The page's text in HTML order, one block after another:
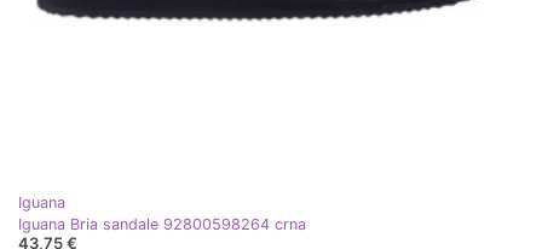
Iguana
Iguana Bria sandale 92800598264 crna
43,75 €